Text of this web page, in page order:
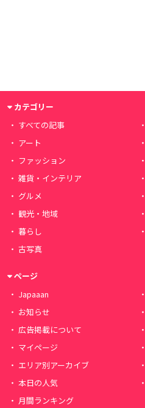
カテゴリー
すべての記事
アート
ファッション
雑貨・インテリア
グルメ
観光・地域
暮らし
古写真
ページ
Japaaan
お知らせ
広告掲載について
マイページ
エリア別アーカイブ
本日の人気
月間ランキング